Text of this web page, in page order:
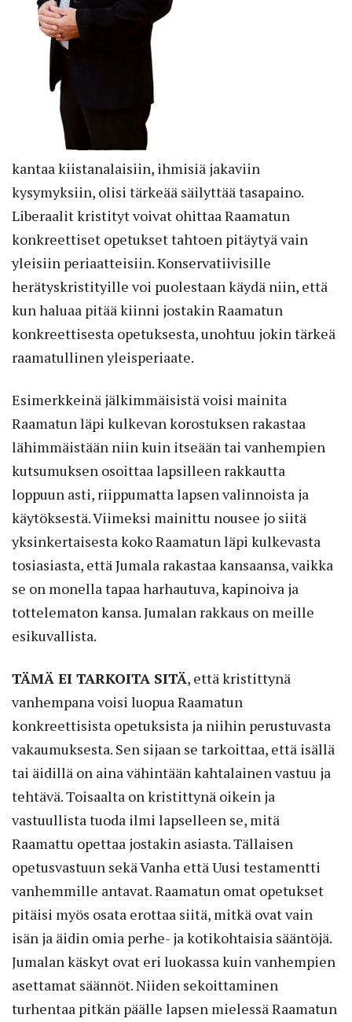
kantaakiistanalaisiin, ihmisiä jakaviin
kysymyksiin, olisi tärkeää säilyttää tasapaino.
Liberaalit kristityt voivat ohittaa Raamatun
konkreettiset opetukset tahtoen pitäytyä vain
yleisiin periaatteisiin. Konservatiivisille
herätyskristityille voi puolestaan käydä niin, että
kun haluaa pitää kiinni jostakin Raamatun
konkreettisesta opetuksesta, unohtuu jokin tärkeä
raamatullinen yleisperiaate.
Esimerkkeinä jälkimmäisistä voisi mainita
Raamatun läpi kulkevan korostuksen rakastaa
lähimmäistään niin kuin itseään tai vanhempien
kutsumuksen osoittaa lapsilleen rakkautta
loppuun asti, riippumatta lapsen valinnoista ja
käytöksestä. Viimeksi mainittu nousee jo siitä
yksinkertaisesta koko Raamatun läpi kulkevasta
tosiasiasta, että Jumala rakastaa kansaansa, vaikka
se on monella tapaa harhautuva, kapinoiva ja
tottelematon kansa. Jumalan rakkaus on meille
esikuvallista.
TÄMÄ EI TARKOITA SITÄ, että kristittynä
vanhempana voisi luopua Raamatun
konkreettisista opetuksista ja niihin perustuvasta
vakaumuksesta. Sen sijaan se tarkoittaa, että isällä
tai äidillä on aina vähintään kahtalainen vastuu ja
tehtävä. Toisaalta on kristittynä oikein ja
vastuullista tuoda ilmi lapselleen se, mitä
Raamattu opettaa jostakin asiasta. Tällaisen
opetusvastuun sekä Vanha että Uusi testamentti
vanhemmille antavat. Raamatun omat opetukset
pitäisi myös osata erottaa siitä, mitkä ovat vain
isän ja äidin omia perhe- ja kotikohtaisia sääntöjä.
Jumalan käskyt ovat eri luokassa kuin vanhempien
asettamat säännöt. Niiden sekoittaminen
turhentaa pitkän päälle lapsen mielessä Raamatun